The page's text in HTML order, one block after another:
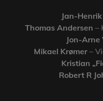
Jan-
Thomas Andersen –
Jon-Arne
Mikael Krømer–
Kristian
Robert R